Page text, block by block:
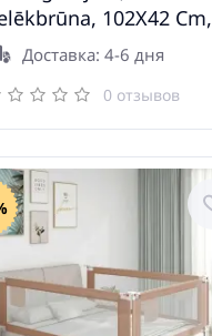
102X42 Cm,
Vidaxl
Доставка: 4-6 дня
0 отзывов